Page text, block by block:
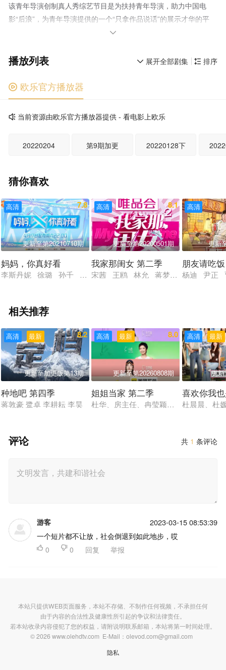
该青年导演创制真人秀综艺节目是为扶持青年导演，助力中国电
影“后浪”，为青年导演提供的一个“只拿作品说话”的展示才华的平
台。 导演陈凯歌、作家刘震云、演员舒淇、监制陈思诚共同组
星、沙漠、胡国瀚将在绿灯会的帮助下展开3轮角逐，接受票房、口
且决出1个“梦想席位”。

 排序
 展开全部剧集
播放列表
 欧乐官方播放器
当前资源由欧乐官方播放器提供 - 看电影上欧乐
20220204 第9期加更 20220128下
猜你喜欢
高清 7.8
更新至第20210710期
妈妈，你真好看
李斯丹妮 徐璐 孙千 孙怡 蓝盈莹 吴昕 王霏霏 宋妍霏 孔
高清 8.1
更新至第20200501期
我家那闺女 第二季
宋茜 王鸥 林允 蒋梦婕
高清
更新
朋友请吃
杨迪 尹正
相关推荐
最新
高清 8.2
更新至加更版第13期
种地吧 第四季
蒋敦豪 鹭卓 李耕耘 李昊
最新
高清 8.0
更新至第20260808期
姐姐当家 第二季
杜华、房主任、冉莹颖、小鹿、徐梦桃
最新
高清
更
喜欢你我
杜晨晨、杜
共 1 条评论
评论
游客 2023-03-15 08:53:39
一个短片都不让放，社会倒退到如此地步，哎
 0  0 回复 举报
本站只提供WEB页面服务，本站不存储、不制作任何视频，不承担任何
由于内容的合法性及健康性所引起的争议和法律责任。
若本站收录内容侵犯了您的权益，请附说明联系邮箱，本站将第一时间处理。
© 2026 www.olehdtv.com E-Mail：olevod.com@gmail.com
隐私